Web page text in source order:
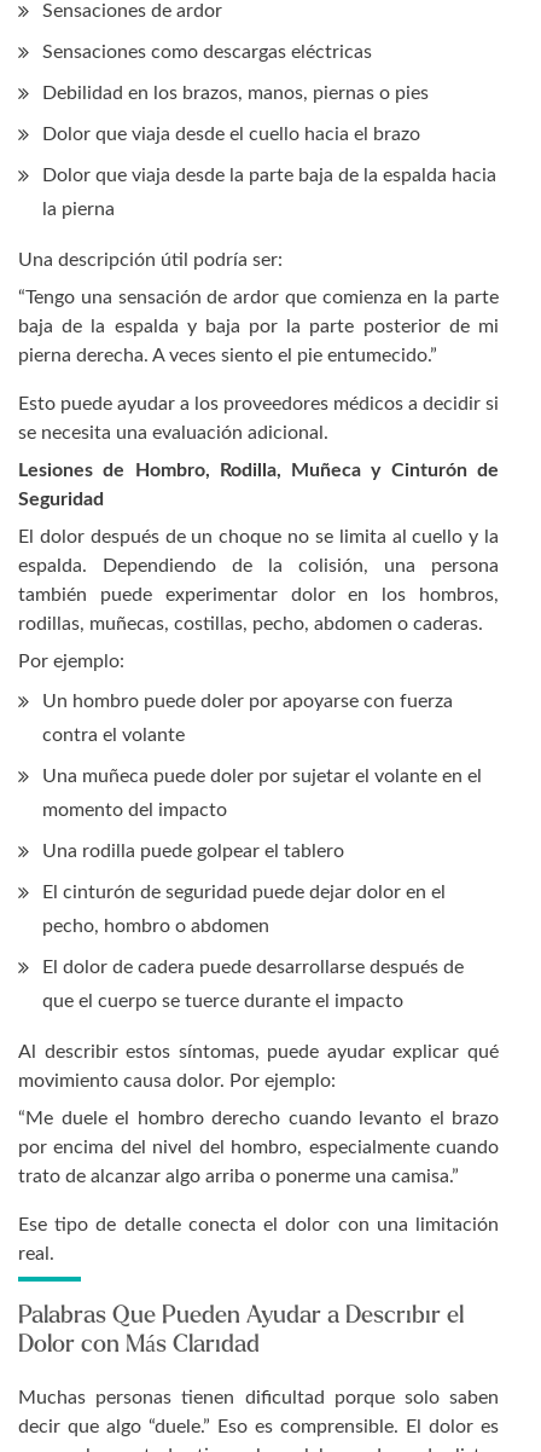
Sensaciones de ardor
Sensaciones como descargas eléctricas
Debilidad en los brazos, manos, piernas o pies
Dolor que viaja desde el cuello hacia el brazo
Dolor que viaja desde la parte baja de la espalda hacia
la pierna
Una descripción útil podría ser:
“Tengo una sensación de ardor que comienza en la parte
baja de la espalda y baja por la parte posterior de mi
pierna derecha. A veces siento el pie entumecido.”
Esto puede ayudar a los proveedores médicos a decidir si
se necesita una evaluación adicional.
Lesiones de Hombro, Rodilla, Muñeca y Cinturón de
Seguridad
El dolor después de un choque no se limita al cuello y la
espalda. Dependiendo de la colisión, una persona
también puede experimentar dolor en los hombros,
rodillas, muñecas, costillas, pecho, abdomen o caderas.
Por ejemplo:
Un hombro puede doler por apoyarse con fuerza
contra el volante
Una muñeca puede doler por sujetar el volante en el
momento del impacto
Una rodilla puede golpear el tablero
El cinturón de seguridad puede dejar dolor en el
pecho, hombro o abdomen
El dolor de cadera puede desarrollarse después de
que el cuerpo se tuerce durante el impacto
Al describir estos síntomas, puede ayudar explicar qué
movimiento causa dolor. Por ejemplo:
“Me duele el hombro derecho cuando levanto el brazo
por encima del nivel del hombro, especialmente cuando
trato de alcanzar algo arriba o ponerme una camisa.”
Ese tipo de detalle conecta el dolor con una limitación
real.
Palabras Que Pueden Ayudar a Describir el
Dolor con Más Claridad
Muchas personas tienen dificultad porque solo saben
decir que algo “duele.” Eso es comprensible. El dolor es